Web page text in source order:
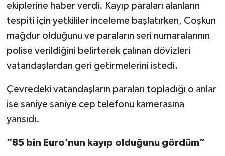
ekiplerine haber verdi. Kayıp paraları alanların
tespiti için yetkililer inceleme başlatırken, Coşkun
mağdur olduğunu ve paraların seri numaralarının
polise verildiğini belirterek çalınan dövizleri
vatandaşlardan geri getirmelerini istedi.
Çevredeki vatandaşların paraları topladığı o anlar
ise saniye saniye cep telefonu kamerasına
yansıdı.
“85 bin Euro’nun kayıp olduğunu gördüm”